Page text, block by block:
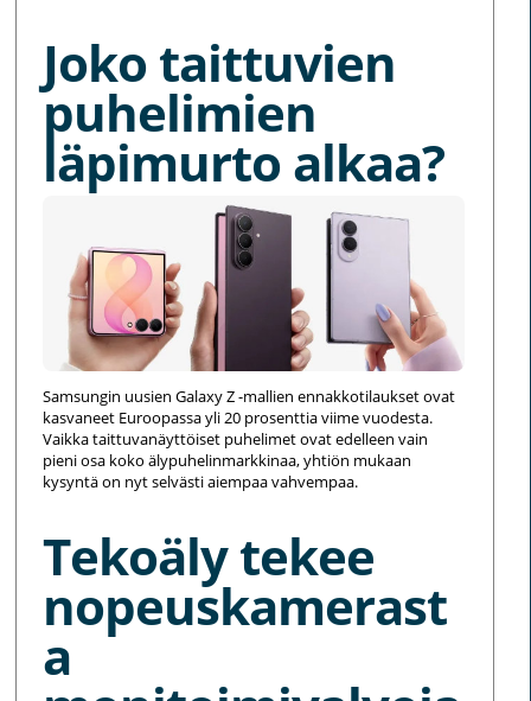
Joko taittuvien
puhelimien
läpimurto alkaa?
Samsungin uusien Galaxy Z -mallien ennakkotilaukset ovat
kasvaneet Euroopassa yli 20 prosenttia viime vuodesta.
Vaikka taittuvanäyttöiset puhelimet ovat edelleen vain
pieni osa koko älypuhelinmarkkinaa, yhtiön mukaan
kysyntä on nyt selvästi aiempaa vahvempaa.
Tekoäly tekee
nopeuskamerast
a